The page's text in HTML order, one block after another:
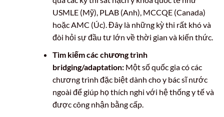
USMLE (Mỹ), PLAB (Anh), MCCQE (Canada)
hoặc AMC (Úc). Đây là những kỳ thi rất khó và
đòi hỏi sự đầu tư lớn về thời gian và kiến thức.
Tìm kiếm các chương trình
bridging/adaptation:Một số quốc gia có các
chương trình đặc biệt dành cho y bác sĩ nước
ngoài để giúp họ thích nghi với hệ thống y tế và
được công nhận bằng cấp.